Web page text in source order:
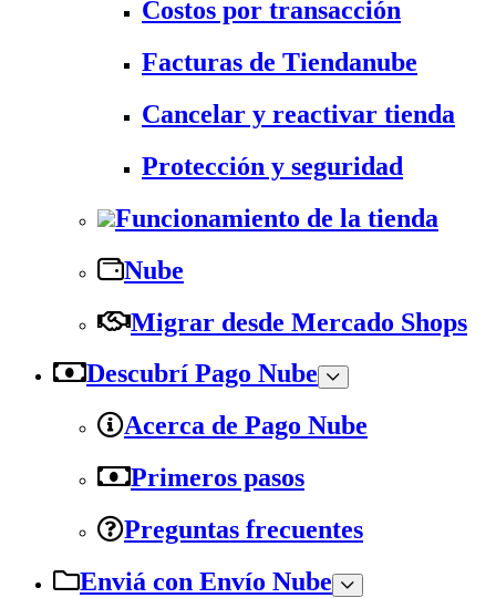
Costos por transacción
Facturas de Tiendanube
Cancelar y reactivar tienda
Protección y seguridad
Funcionamiento de la tienda
Nube
Migrar desde Mercado Shops
Descubrí Pago Nube
Acerca de Pago Nube
Primeros pasos
Preguntas frecuentes
Enviá con Envío Nube